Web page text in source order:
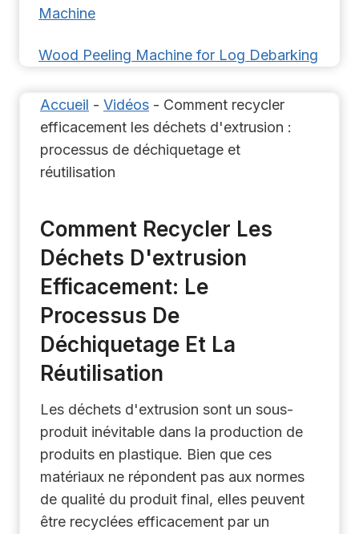
Machine
Wood Peeling Machine for Log Debarking
Accueil - Vidéos - Comment recycler
efficacement les déchets d'extrusion :
processus de déchiquetage et
réutilisation
Comment Recycler Les
Déchets D'extrusion
Efficacement: Le
Processus De
Déchiquetage Et La
Réutilisation
Les déchets d'extrusion sont un sous-
produit inévitable dans la production de
produits en plastique. Bien que ces
matériaux ne répondent pas aux normes
de qualité du produit final, elles peuvent
être recyclées efficacement par un